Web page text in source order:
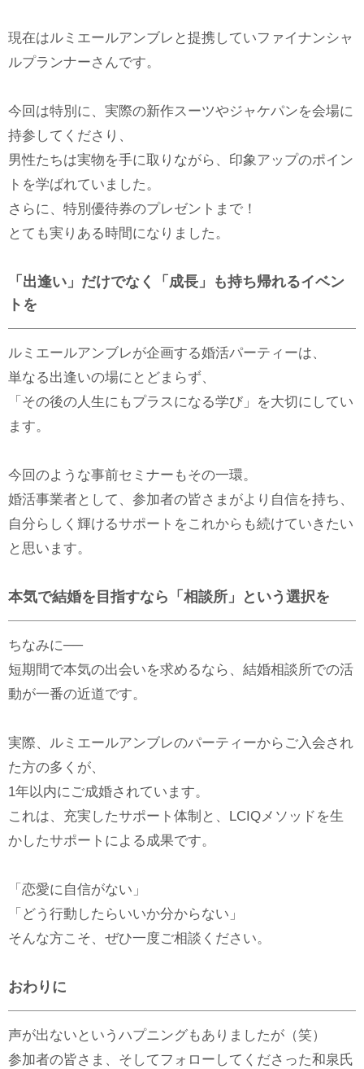
現在はルミエールアンブレと提携していファイナンシャ
ルプランナーさんです。
今回は特別に、実際の新作スーツやジャケパンを会場に
持参してくださり、
男性たちは実物を手に取りながら、印象アップのポイン
トを学ばれていました。
さらに、特別優待券のプレゼントまで！
とても実りある時間になりました。
「出逢い」だけでなく「成長」も持ち帰れるイベン
トを
ルミエールアンブレが企画する婚活パーティーは、
単なる出逢いの場にとどまらず、
「その後の人生にもプラスになる学び」を大切にしてい
ます。
今回のような事前セミナーもその一環。
婚活事業者として、参加者の皆さまがより自信を持ち、
自分らしく輝けるサポートをこれからも続けていきたい
と思います。
本気で結婚を目指すなら「相談所」という選択を
ちなみに──
短期間で本気の出会いを求めるなら、結婚相談所での活
動が一番の近道です。
実際、ルミエールアンブレのパーティーからご入会され
た方の多くが、
1年以内にご成婚されています。
これは、充実したサポート体制と、LCIQメソッドを生
かしたサポートによる成果です。
「恋愛に自信がない」
「どう行動したらいいか分からない」
そんな方こそ、ぜひ一度ご相談ください。
おわりに
声が出ないというハプニングもありましたが（笑）
参加者の皆さま、そしてフォローしてくださった和泉氏